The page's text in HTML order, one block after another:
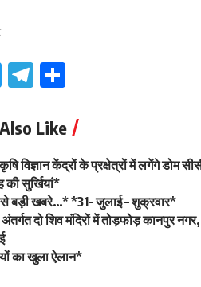
TwitterTelegram
Like
विज्ञान केंद्रों के प्रक्षेत्रों में लगेंगे डोम
सुर्खियां*
से बड़ी खबरे…* *31- जुलाई – शुक्रवार*
दो शिव मंदिरों में तोड़फोड़ कानपुर
का खुला ऐलान*